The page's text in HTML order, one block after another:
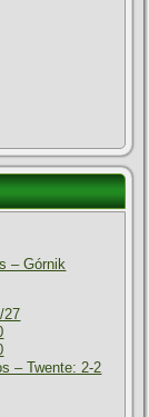
– Górnik
27
– Twente: 2-2